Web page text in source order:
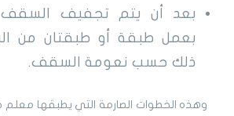
بعد أن يتم تجفيف
بعمل طبقة أو طبقتان من
ذلك حسب نعومة السقف.
وهذه الخطوات الصارمة التي يطبقها معلم